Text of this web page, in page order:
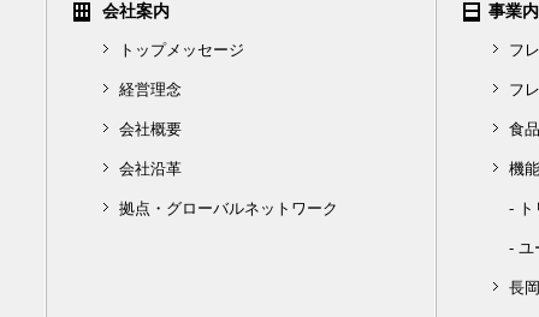
会社案内
トップメッセージ
経営理念
会社概要
会社沿革
拠点・グローバルネットワーク
事業
フ
フ
食
機
-
- ユ
長